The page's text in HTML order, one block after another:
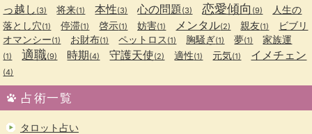
っ越し (3) 将来(1) 本性(3) 心の問題 (3) 恋愛傾向 (9)
人生の
落とし穴(1) 停滞(1) 啓示(1) 妨害(1) メンタル(2) 親友(1)
ビブリ
オマンシー(1) お財布(1) ペットロス (1) 胸騒ぎ(1) 夢(1) 家族運
(1) 適職(9) 時期(4) 守護天使(2) 適性(1) 元気(1) イメチェン
(4)
占術一覧
タロット占い